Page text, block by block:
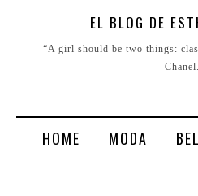
EL BLOG DE
“A girl should be two things:
Chanel.
HOME MODA